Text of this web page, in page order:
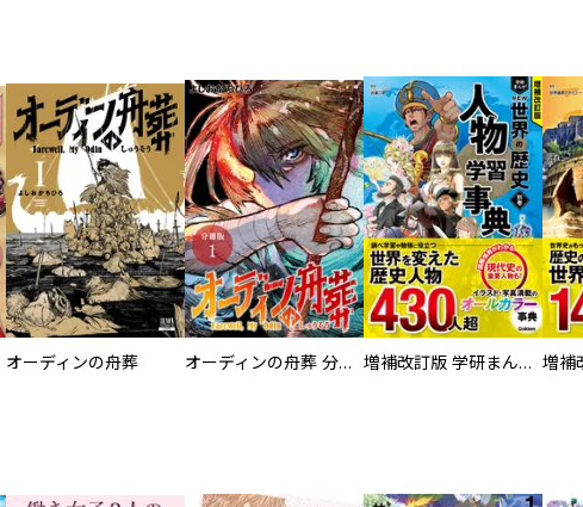
オーディンの舟葬 オーディンの舟葬 分冊版 増補改訂版 学研まんが NEW世界の歴史 別巻 人物学習事典